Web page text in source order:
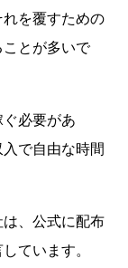
を覆すための
とが多いで
ぐ必要があ
で自由な時間
、公式に配布
ています。